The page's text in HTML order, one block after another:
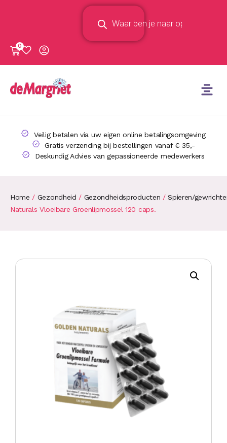
0
Veilig betalen via uw eigen online betalingsomgeving
Gratis verzending bij bestellingen vanaf € 35,-
Deskundig Advies van gepassioneerde medewerkers
Home / Gezondheid / Gezondheidsproducten /Spieren/
Naturals Vloeibare Groenlipmossel 120 caps.